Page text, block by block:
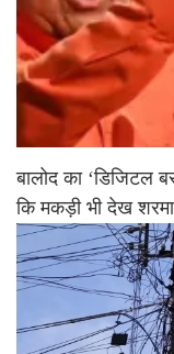
बालोद का ‘डिजिटल
कि मकड़ी भी देख